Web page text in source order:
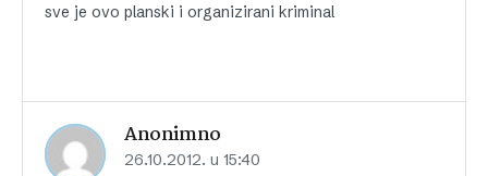
sve je ovo planski i organizirani kriminal
Anonimno
26.10.2012. u 15:40